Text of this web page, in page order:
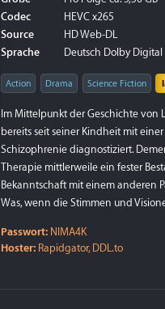
Codec
HEVC x265
Source
HD Web-DL
Sprache
Deutsch Dolby Digital
Action Drama Science Fiction
Im Mittelpunkt der Geschichte von
bereits seit seiner Kindheit mit
Schizophrenie diagnostiziert.
Therapie mittlerweile ein fester
Bekanntschaft mit einem anderen
Was, wenn die Stimmen und
Passwort: NIMA4K
Hoster: Rapidgator, DDL.to